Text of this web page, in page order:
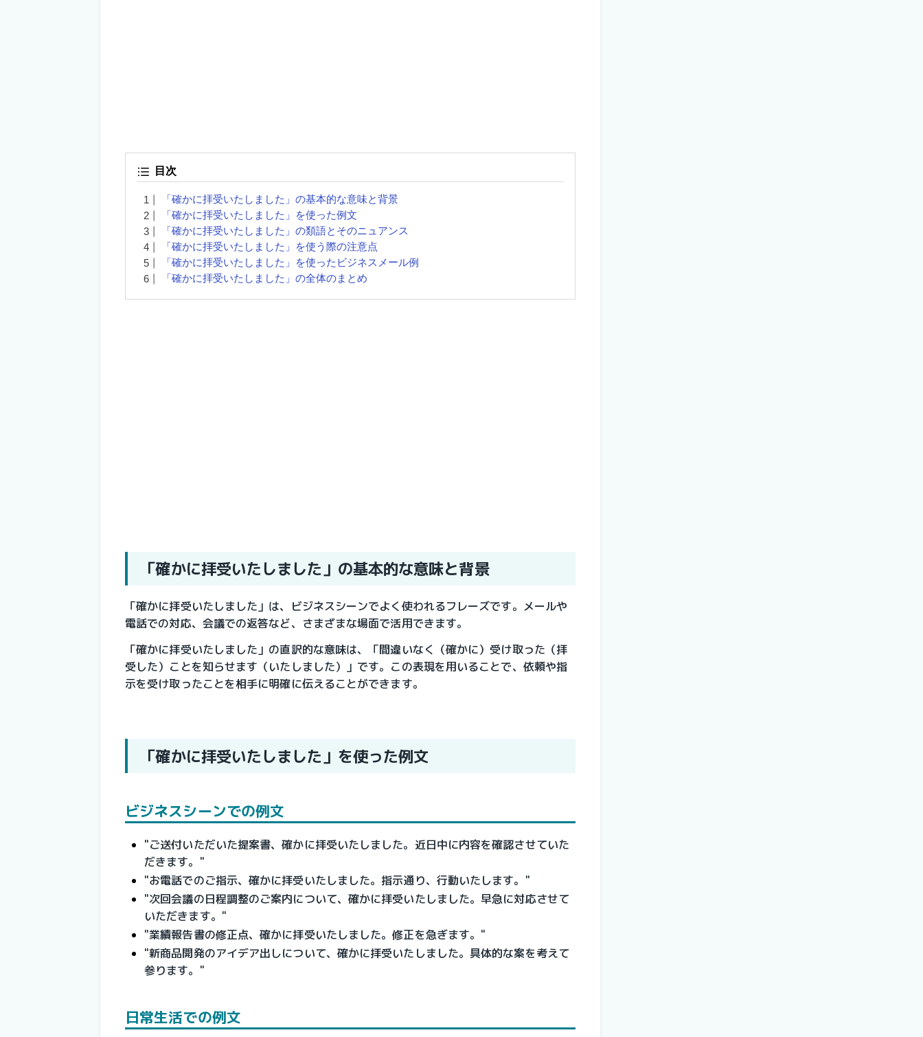
目次
「確かに拝受いたしました」の基本的な意味と背景
「確かに拝受いたしました」を使った例文
「確かに拝受いたしました」の類語とそのニュアンス
「確かに拝受いたしました」を使う際の注意点
「確かに拝受いたしました」を使ったビジネスメール例
「確かに拝受いたしました」の全体のまとめ
「確かに拝受いたしました」の基本的な意味と背景
「確かに拝受いたしました」は、ビジネスシーンでよく使われるフレーズです。メールや
電話での対応、会議での返答など、さまざまな場面で活用できます。
「確かに拝受いたしました」の直訳的な意味は、「間違いなく（確かに）受け取った（拝
受した）ことを知らせます（いたしました）」です。この表現を用いることで、依頼や指
示を受け取ったことを相手に明確に伝えることができます。
「確かに拝受いたしました」を使った例文
ビジネスシーンでの例文
"ご送付いただいた提案書、確かに拝受いたしました。近日中に内容を確認させていた
だきます。"
"お電話でのご指示、確かに拝受いたしました。指示通り、行動いたします。"
"次回会議の日程調整のご案内について、確かに拝受いたしました。早急に対応させて
いただきます。"
"業績報告書の修正点、確かに拝受いたしました。修正を急ぎます。"
"新商品開発のアイデア出しについて、確かに拝受いたしました。具体的な案を考えて
参ります。"
日常生活での例文